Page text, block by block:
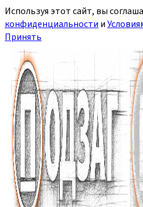
Используя этот сайт, вы
конфиденциальности и
Принять